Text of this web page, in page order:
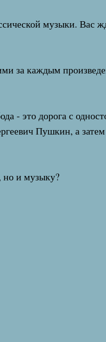
музыки. Вас
за каждым
- это дорога с
Пушкин, а
но и музыку?